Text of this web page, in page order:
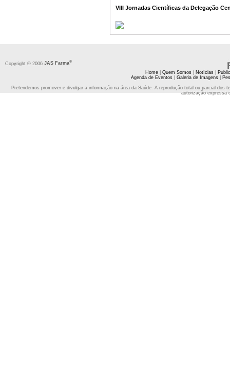
VIII Jornadas Científicas da Delegação
Copyright © 2006 JAS Farma®
Home| Quem Somos| Notícias|
Agenda de Eventos| Galeria de Imagens|
Pretendemos promover e divulgar a informação na área da Saúde. A reprodução total ou parcial
autorização expressa